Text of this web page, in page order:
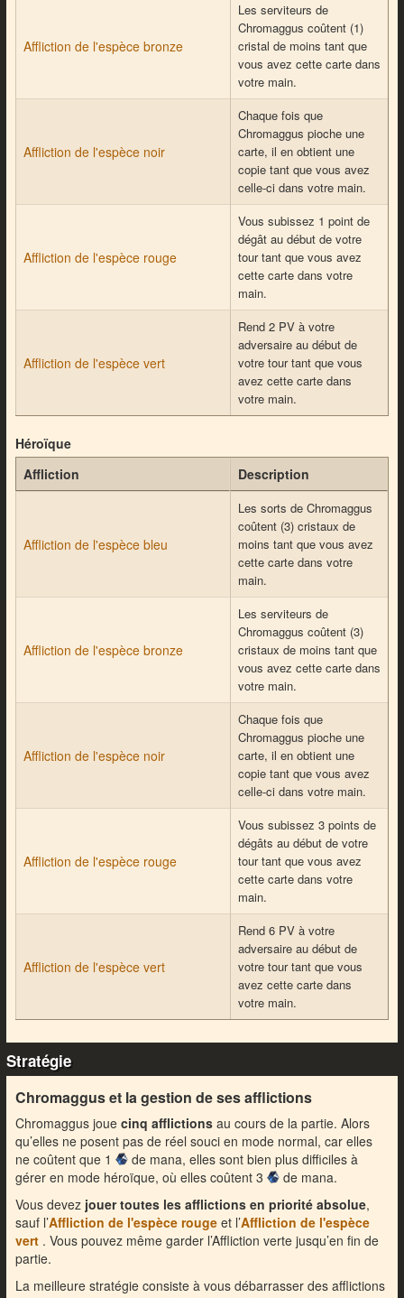
Affliction de l'espèce bronze
Les serviteurs de
Chromaggus coûtent (1)
cristal de moins tant que
vous avez cette carte dans
votre main.
Affliction de l'espèce noir
Chaque fois que
Chromaggus pioche une
carte, il en obtient une
copie tant que vous avez
celle-ci dans votre main.
Affliction de l'espèce rouge
Vous subissez 1 point de
dégât au début de votre
tour tant que vous avez
cette carte dans votre
main.
Affliction de l'espèce vert
Rend 2 PV à votre
adversaire au début de
votre tour tant que vous
avez cette carte dans
votre main.
Héroïque
Affliction
Description
Affliction de l'espèce bleu
Les sorts de Chromaggus
coûtent (3) cristaux de
moins tant que vous avez
cette carte dans votre
main.
Affliction de l'espèce bronze
Les serviteurs de
Chromaggus coûtent (3)
cristaux de moins tant que
vous avez cette carte dans
votre main.
Affliction de l'espèce noir
Chaque fois que
Chromaggus pioche une
carte, il en obtient une
copie tant que vous avez
celle-ci dans votre main.
Affliction de l'espèce rouge
Vous subissez 3 points de
dégâts au début de votre
tour tant que vous avez
cette carte dans votre
main.
Affliction de l'espèce vert
Rend 6 PV à votre
adversaire au début de
votre tour tant que vous
avez cette carte dans
votre main.
Stratégie
Chromaggus et la gestion de ses afflictions
Chromaggus joue cinq afflictionsau cours de la partie. Alors
qu’elles ne posent pas de réel souci en mode normal, car elles
ne coûtent que 1
de mana, elles sont bien plus difficiles à
gérer en mode héroïque, où elles coûtent 3
de mana.
Vous devez jouer toutes les afflictions en priorité absolue,
sauf l’Affliction de l'espèce rouge et l’Affliction de l'espèce
vert . Vous pouvez même garder l’Affliction verte jusqu’en fin de
partie.
La meilleure stratégie consiste à vous débarrasser des afflictions